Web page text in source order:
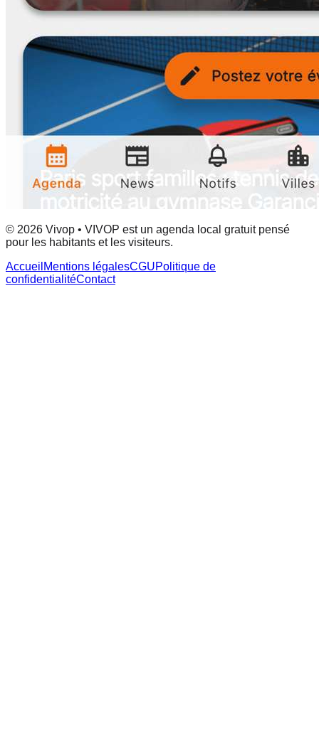
© 2026 Vivop • VIVOP est un agenda local gratuit pensé
pour les habitants et les visiteurs.
Accueil Mentions légalesCGUPolitique de
confidentialitéContact